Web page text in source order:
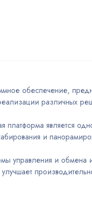
обеспечение,
различных
является
и
управления и